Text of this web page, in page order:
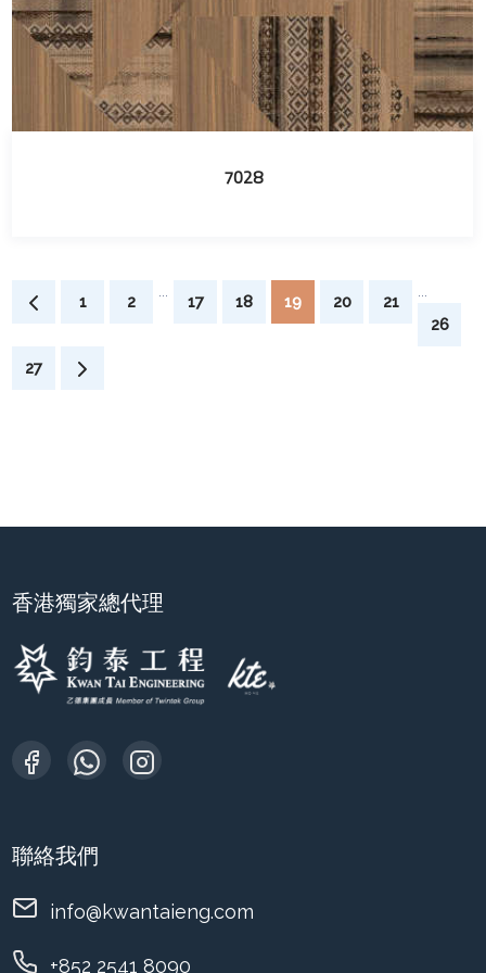
7028
1 2
...
17 18 19 20 21
...
26
27
香港獨家總代理
聯絡我們
info@kwantaieng.com
+852 2541 8090